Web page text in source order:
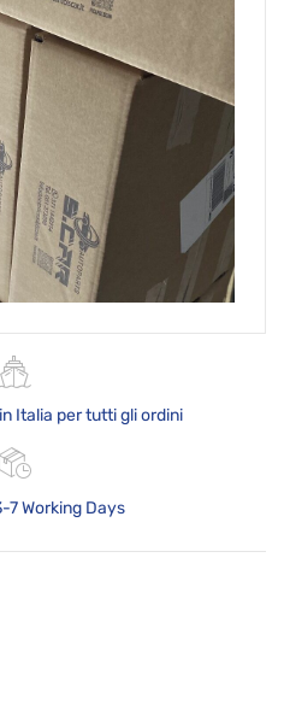
Italia per tutti gli ordini
7 Working Days